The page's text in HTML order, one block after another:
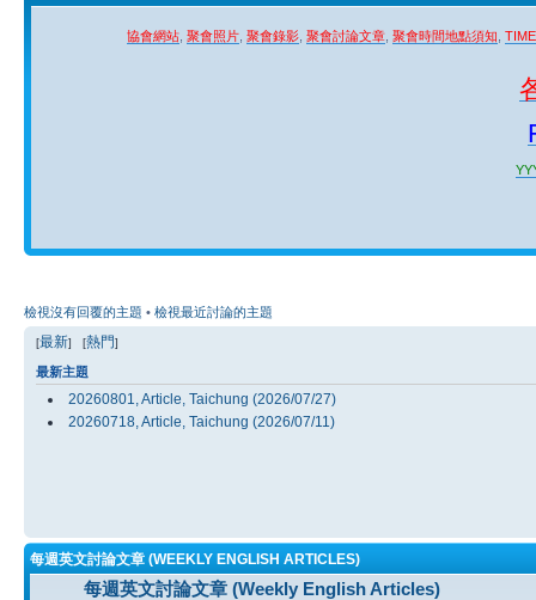
協會網站 聚會照片 聚會錄影 聚會討論文章 聚會時間地點須知
檢視沒有回覆的主題 • 檢視最近討論的主題
[最新] [熱門]
最新主題
20260801, Article, Taichung (2026/07/27)
20260718, Article, Taichung (2026/07/11)
每週英文討論文章 (WEEKLY ENGLISH ARTICLES)
每週英文討論文章 (Weekly English Articles)